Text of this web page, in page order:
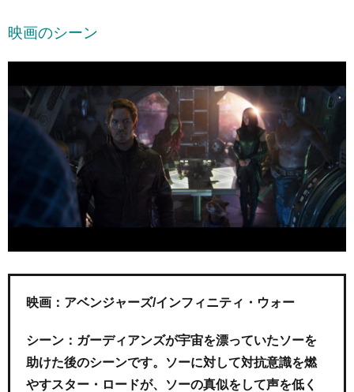
映画のシーン
映画：アベンジャーズ/インフィニティ・ウォー
シーン：ガーディアンズが宇宙を漂っていたソーを
助けた後のシーンです。ソーに対して対抗意識を燃
やすスター・ロードが、ソーの真似をして声を低く